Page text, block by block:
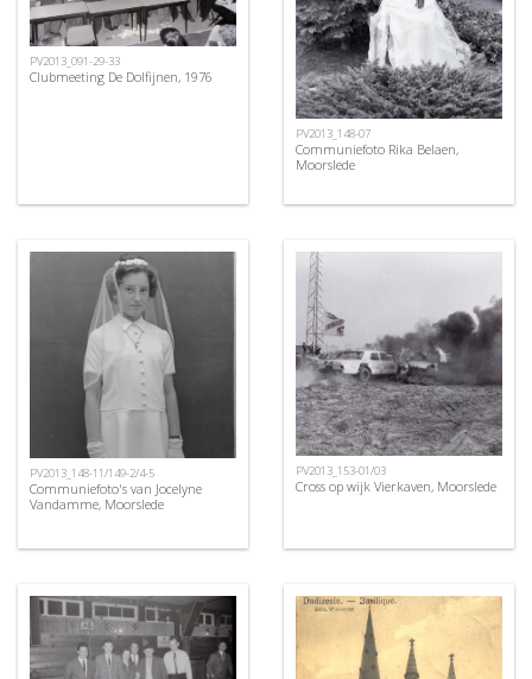
PV2013_091-29-33
Clubmeeting De Dolfijnen, 1976
PV2013_148-07
Communiefoto Rika Belaen,
Moorslede
PV2013_148-11/149-2/4-5
Communiefoto's van Jocelyne
Vandamme, Moorslede
PV2013_153-01/03
Cross op wijk Vierkaven, Moorslede